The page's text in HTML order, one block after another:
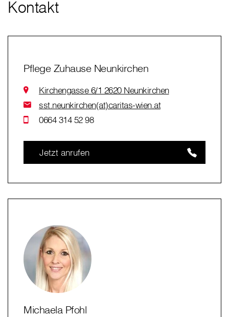
Kontakt
Pflege Zuhause Neunkirchen
Kirchengasse 6/1 2620 Neunkirchen
sst.neunkirchen(at)caritas-wien.at
0664 314 52 98
Jetzt anrufen
Michaela Pfohl